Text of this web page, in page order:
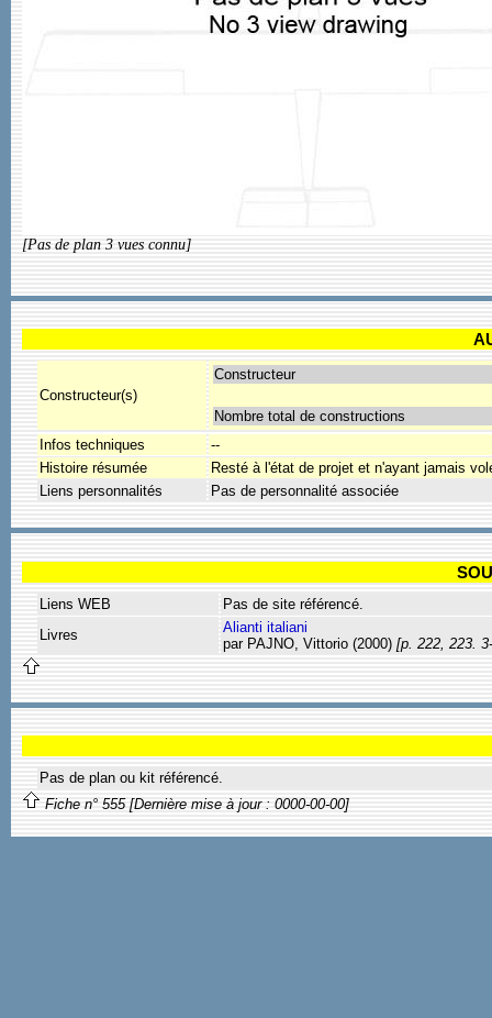
[Pas de plan 3 vues connu]
Constructeur(s)
Constructeur
Nombre total de constructions
Infos techniques
--
Histoire résumée
Resté à l'état de projet et n'ayant jamais
Liens personnalités
Pas de personnalité associée
Liens WEB
Pas de site référencé.
Livres
Alianti italiani
par PAJNO, Vittorio (2000) [p. 222, 223.
Pas de plan ou kit référencé.
Fiche n° 555 [Dernière mise à jour : 0000-00-00]